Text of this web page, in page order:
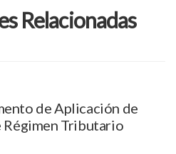
Relacionadas
de Aplicación de
Régimen Tributario